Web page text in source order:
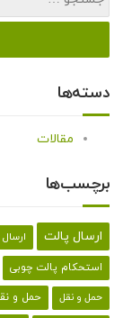
دسته‌ها
مقالات
برچسب‌ها
ارسال پالت
استحکام پالت چوبی
حمل و نقل حمل و